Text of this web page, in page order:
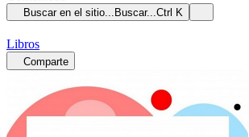
Buscar en el sitio... Buscar...Ctrl K
Libros
Comparte